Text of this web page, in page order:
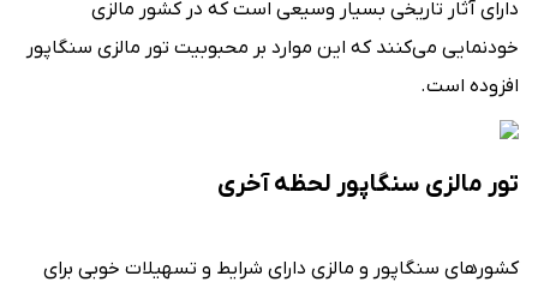
دارای آثار تاریخی بسیار وسیعی است که در کشور مالزی
خودنمایی می‌کنند که این موارد بر محبوبیت تور مالزی سنگاپور
افزوده است.
تور مالزی سنگاپور لحظه آخری
کشورهای سنگاپور و مالزی دارای شرایط و تسهیلات خوبی برای